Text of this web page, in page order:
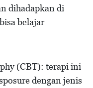
dihadapkan di
belajar
(CBT): terapi ini
dengan jenis